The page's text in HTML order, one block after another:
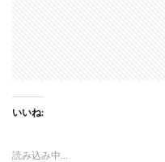
いいね:
読み込み中…